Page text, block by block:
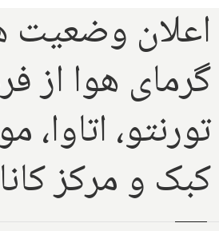
اعلان وضعیت
گرمای هوا از
تورنتو، اتاوا،
کبک و مرکز